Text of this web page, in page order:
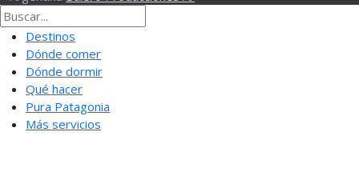
Destinos
Dónde comer
Dónde dormir
Qué hacer
Pura Patagonia
Más servicios